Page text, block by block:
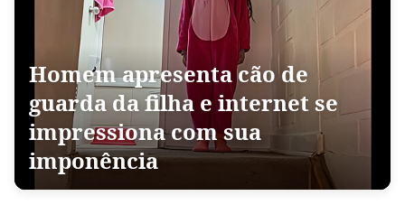
Homem apresenta cão de
guarda da filha e internet se
impressiona com sua
imponência